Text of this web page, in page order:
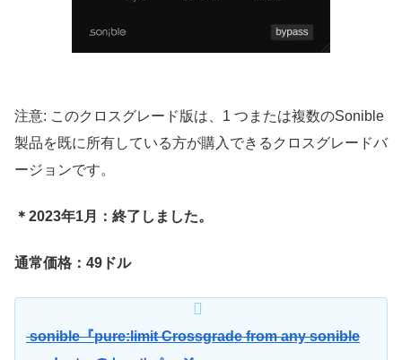
注意: このクロスグレード版は、1 つまたは複数のSonible
製品を既に所有している方が購入できるクロスグレードバ
ージョンです。
＊2023年1月：終了しました。
通常価格：49ドル
sonible『pure:limit Crossgrade from any sonible